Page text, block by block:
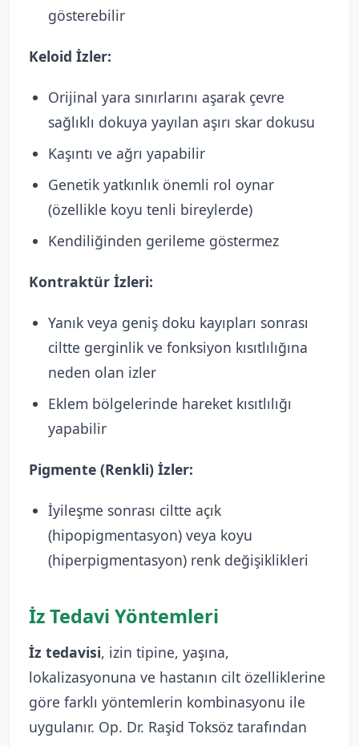
gösterebilir
Keloid İzler:
Orijinal yara sınırlarını aşarak çevre
sağlıklı dokuya yayılan aşırı skar dokusu
Kaşıntı ve ağrı yapabilir
Genetik yatkınlık önemli rol oynar
(özellikle koyu tenli bireylerde)
Kendiliğinden gerileme göstermez
Kontraktür İzleri:
Yanık veya geniş doku kayıpları sonrası
ciltte gerginlik ve fonksiyon kısıtlılığına
neden olan izler
Eklem bölgelerinde hareket kısıtlılığı
yapabilir
Pigmente (Renkli) İzler:
İyileşme sonrası ciltte açık
(hipopigmentasyon) veya koyu
(hiperpigmentasyon) renk değişiklikleri
İz Tedavi Yöntemleri
İz tedavisi, izin tipine, yaşına,
lokalizasyonuna ve hastanın cilt özelliklerine
göre farklı yöntemlerin kombinasyonu ile
uygulanır. Op. Dr. Raşid Toksöz tarafından